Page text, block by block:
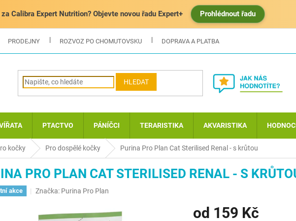
Calibra Expert Nutrition? Objevte novou řadu Expert+ Prohlédnout řadu
PRODEJNY ROZVOZ PO CHOMUTOVSKU DOPRAVA A PLATBA
HLEDAT
PTACTVO PÁNÍČCI TERARISTIKA AKVARISTIKA
kočky Pro dospělé kočky Purina Pro Plan Cat Sterilised Renal - s krůtou
PRO PLAN CAT STERILISED RENAL - S
akce Značka: Purina Pro Plan
od 159 Kč